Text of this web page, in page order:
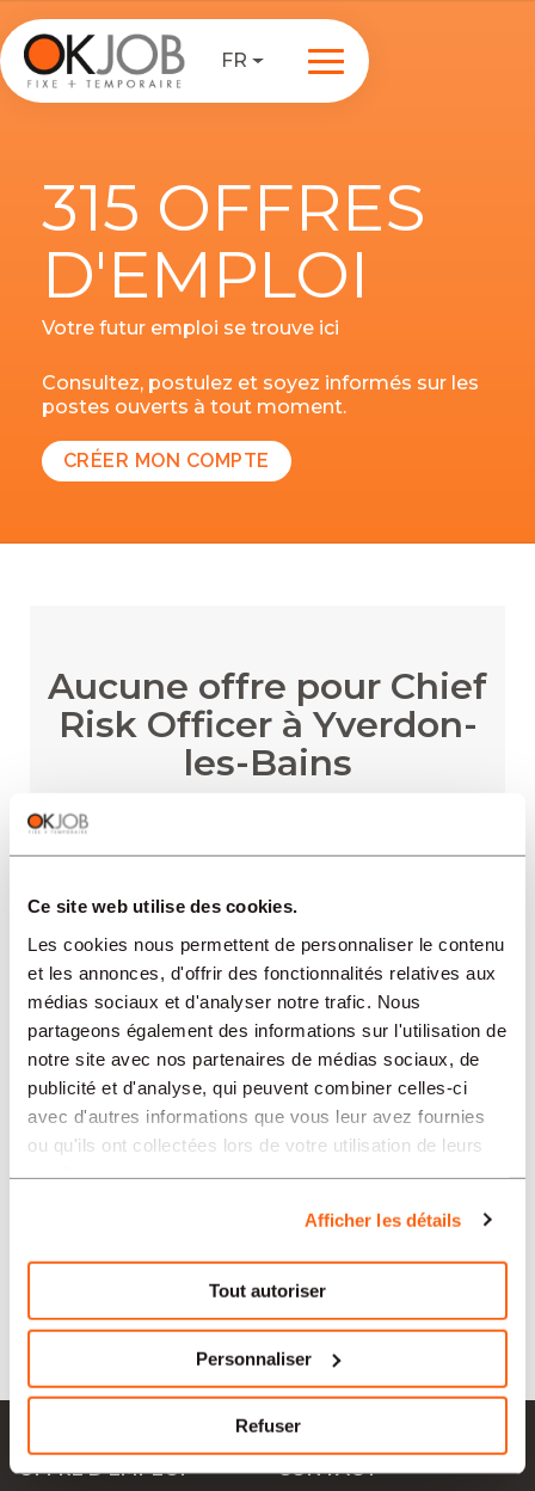
Ce site web utilise des cookies.
Les cookies nous permettent de personnaliser le contenu
et les annonces, d'offrir des fonctionnalités relatives aux
médias sociaux et d'analyser notre trafic. Nous
partageons également des informations sur l'utilisation de
notre site avec nos partenaires de médias sociaux, de
publicité et d'analyse, qui peuvent combiner celles-ci
avec d'autres informations que vous leur avez fournies
ou qu'ils ont collectées lors de votre utilisation de leurs
Afficher les détails
Tout autoriser
Personnaliser
Refuser
FR
315 OFFRES
D'EMPLOI
Votre futur emploi se trouve ici
Consultez, postulez et soyez informés sur les
postes ouverts à tout moment.
CRÉER MON COMPTE
Aucune offre pour Chief
Risk Officer à Yverdon-
les-Bains
RÉGIONS
SECTEURS
LANGUE
OFFRE D’EMPLOI CONTACT